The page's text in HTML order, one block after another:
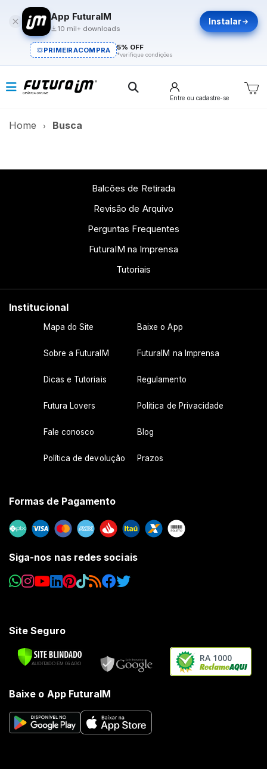
App FuturaIM
10 mil+ downloads
Instalar
PRIMEIRACOMPRA 5% OFF
*verifique condições
Entre ou cadastre-se
Home Busca
Balcões de Retirada
Revisão de Arquivo
Perguntas Frequentes
FuturaIM na Imprensa
Tutoriais
Institucional
Mapa do Site Baixe o App
Sobre a FuturaIM FuturaIM na Imprensa
Dicas e Tutoriais Regulamento
Futura Lovers Política de Privacidade
Fale conosco Blog
Política de devolução Prazos
Formas de Pagamento
Siga-nos nas redes sociais
Site Seguro
RA 1000
Baixe o App FuturaIM